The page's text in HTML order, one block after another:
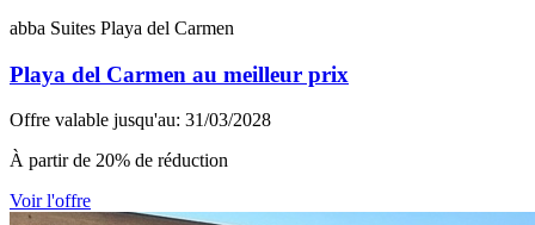
abba Suites Playa del Carmen
Playa del Carmen au meilleur prix
Offre valable jusqu'au: 31/03/2028
À partir de 20% de réduction
Voir l'offre